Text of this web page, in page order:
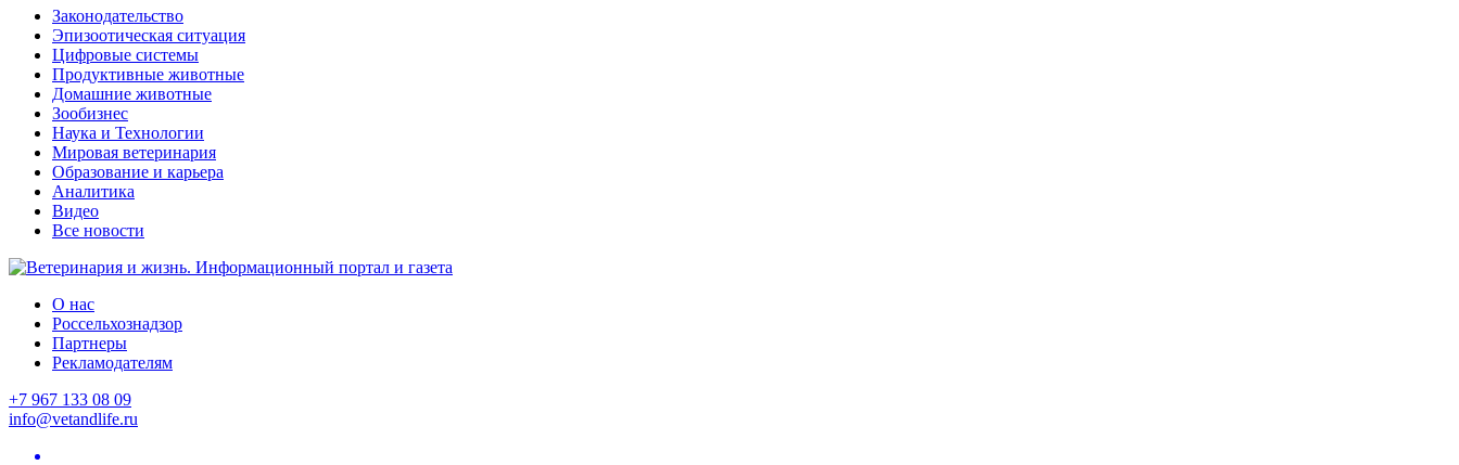
Законодательство
Эпизоотическая ситуация
Цифровые системы
Продуктивные животные
Домашние животные
Зообизнес
Наука и Технологии
Мировая ветеринария
Образование и карьера
Аналитика
Видео
Все новости
О нас
Россельхознадзор
Партнеры
Рекламодателям
+7 967 133 08 09
info@vetandlife.ru